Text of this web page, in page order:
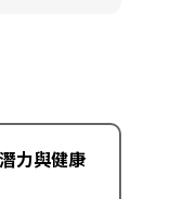
力與健康